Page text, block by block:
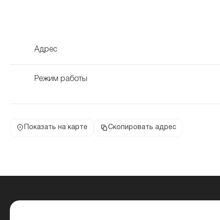
Адрес
Режим работы
Показать на карте Скопировать адрес